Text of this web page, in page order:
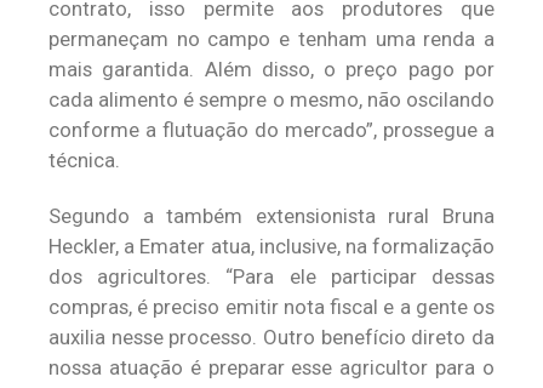
contrato, isso permite aos produtores que
permaneçam no campo e tenham uma renda a
mais garantida. Além disso, o preço pago por
cada alimento é sempre o mesmo, não oscilando
conforme a flutuação do mercado”, prossegue a
técnica.
Segundo a também extensionista rural Bruna
Heckler, a Emater atua, inclusive, na formalização
dos agricultores. “Para ele participar dessas
compras, é preciso emitir nota fiscal e a gente os
auxilia nesse processo. Outro benefício direto da
nossa atuação é preparar esse agricultor para o